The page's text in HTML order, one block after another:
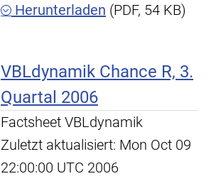
Herunterladen (PDF, 54 KB)
VBLdynamik Chance R, 3.
Quartal 2006
Factsheet VBLdynamik
Zuletzt aktualisiert: Mon Oct 09
22:00:00 UTC 2006